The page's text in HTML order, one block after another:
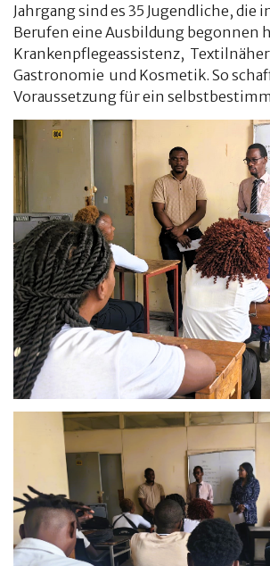
Jahrgang sind es 35 Jugendliche, die
Berufen eine Ausbildung begonnen
Krankenpflegeassistenz,
Gastronomie und Kosmetik. So
Voraussetzung für ein